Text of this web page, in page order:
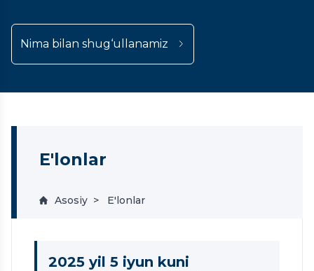
Nima bilan shug‘ullanamiz
E'lonlar
Asosiy E'lonlar
2025 yil 5 iyun kuni